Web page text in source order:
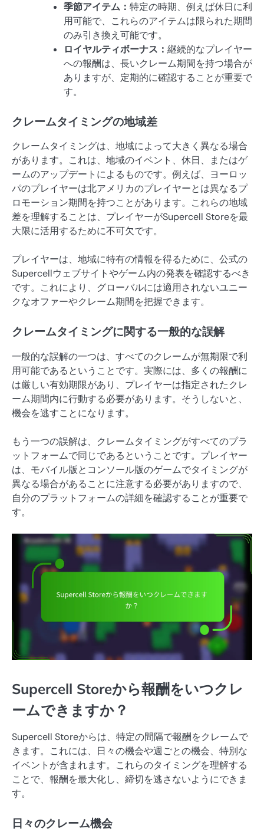
季節アイテム： 特定の時期、例えば休日に利
用可能で、これらのアイテムは限られた期間
のみ引き換え可能です。
ロイヤルティボーナス： 継続的なプレイヤー
への報酬は、長いクレーム期間を持つ場合が
ありますが、定期的に確認することが重要で
す。
クレームタイミングの地域差
クレームタイミングは、地域によって大きく異なる場合
があります。これは、地域のイベント、休日、またはゲ
ームのアップデートによるものです。例えば、ヨーロッ
パのプレイヤーは北アメリカのプレイヤーとは異なるプ
ロモーション期間を持つことがあります。これらの地域
差を理解することは、プレイヤーがSupercell Storeを最
大限に活用するために不可欠です。
プレイヤーは、地域に特有の情報を得るために、公式の
Supercellウェブサイトやゲーム内の発表を確認するべき
です。これにより、グローバルには適用されないユニー
クなオファーやクレーム期間を把握できます。
クレームタイミングに関する一般的な誤解
一般的な誤解の一つは、すべてのクレームが無期限で利
用可能であるということです。実際には、多くの報酬に
は厳しい有効期限があり、プレイヤーは指定されたクレ
ーム期間内に行動する必要があります。そうしないと、
機会を逃すことになります。
もう一つの誤解は、クレームタイミングがすべてのプラ
ットフォームで同じであるということです。プレイヤー
は、モバイル版とコンソール版のゲームでタイミングが
異なる場合があることに注意する必要がありますので、
自分のプラットフォームの詳細を確認することが重要で
す。
Supercell Storeから報酬をいつクレ
ームできますか？
Supercell Storeからは、特定の間隔で報酬をクレームで
きます。これには、日々の機会や週ごとの機会、特別な
イベントが含まれます。これらのタイミングを理解する
ことで、報酬を最大化し、締切を逃さないようにできま
す。
日々のクレーム機会